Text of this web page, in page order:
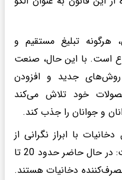
هرگونه تبلیغ مستقیم و
است. با این حال، صنعت
روش‌های جدید و افزودن
خود تلاش می‌کند
و جوانان را جذب کند.
با ابراز نگرانی از
روند مصرف دخانیات در کشور گفت: در حال حاضر حدود 20 تا
دخانیات هستند.